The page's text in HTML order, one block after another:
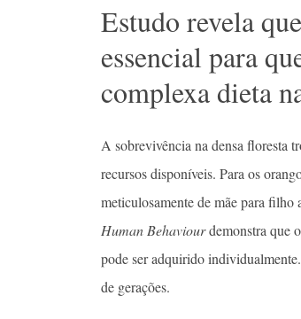
Estudo revela
essencial para
complexa dieta
A sobrevivência na densa floresta
recursos disponíveis. Para os
meticulosamente de mãe para
Human Behaviourdemonstra que
pode ser adquirido
de gerações.